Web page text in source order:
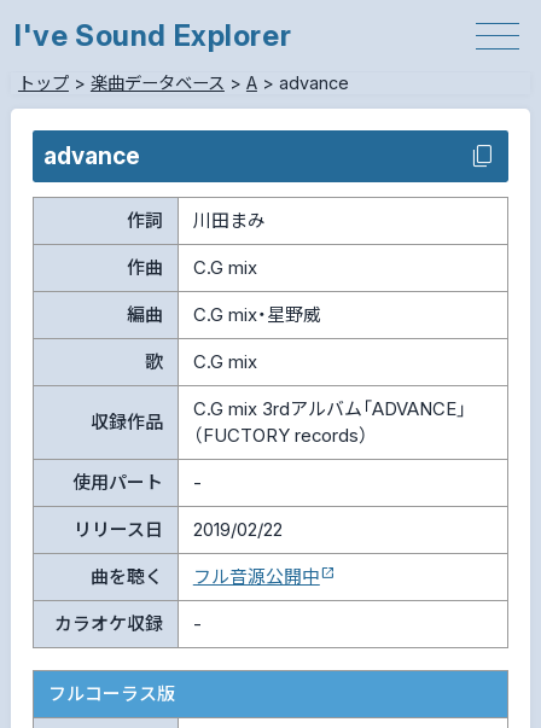
I've Sound Explorer
トップ> 楽曲データベース > A> advance
advance
作詞 川田まみ
作曲 C.G mix
編曲 C.G mix・星野威
歌 C.G mix
収録作品
C.G mix 3rdアルバム「ADVANCE」
（FUCTORY records）
使用パート -
リリース日 2019/02/22
曲を聴く フル音源公開中
カラオケ収録 -
フルコーラス版